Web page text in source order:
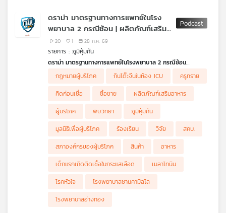
เครือ
ข้างเคียงจากการใช้ยารักษาเบาหวานชนิดที่ 2 เท่านั้น ไม่ใช่ผล
โดยตรงจากตัวยา แต่มีเรื่องที่คนอยากใช้ต้องรู้ให้มากกว่านี้คือผลจาก
การฉีดที่อาจทำให้ไม่ได้รู้สึกโสภาสถาพรจากยาชนิดนี้เลย และที่สำคัญ
ห้ามหาซื้อเอง แพทย์ต้องสั่งเท่านั้น ถ้าซื้อมาจากออนไลน์ทำไมการันตี
ได้เลยว่า "ปลอม 100%" รายการ โรงหมอ เล่าให้ฟังค่ะ
ดราม่า มาตรฐานทางการแพทย์ในโรง
พยาบาล 2 กรณีซ้อน | ผลิตภัณฑ์เสริม
อาหารที่มีเมลาโทนินซื้อมาใช้เองอันตราย
หรือไม่
20 1 28 ก.ค. 69
รายการ : ภูมิคุ้มกัน
ดราม่า มาตรฐานทางการแพทย์ในโรงพยาบาล 2 กรณีซ้อน
กรณีที่ครูทรายพาสามีมีอาการเจ็บร้าวตั้งแต่นิ้วจนถึงหน้าอก หัวใจ
เหงื่อแตกพลั๊ก สงสัยว่าจะเป็นโรคเกี่ยวกับหัวใจไปรักษาที่โรง
พยาบาลซานคามิลโลบ้านโป่ง เป็น รพ.ตามสิทธิประกันสังคม แต่หมอ
ไม่ส่งส่งตรวจคลื่นไฟฟ้าหัวใจ และไล่กลับบ้าน ต่อมาสามีเสียชีวิต
เพราะเส้นเลือดหัวใจตีบ 2 เส้น ได้เข้าชี้แจงข้อเท็จจริงต่อคณะ
อนุกรรมการแพทยสภา เรียกร้องความเป็นธรรมเชื่อหากสามีได้รับการ
รักษาที่เหมาะสมอาจไม่เสียชีวิต พร้อมหวังให้คดีนี้เป็นจุดเริ่มต้นในการ
ยกระดับมาตรฐานการรักษาพยาบาล ขณะที่โรงพยาบาลติดต่อขอไกล่
เกลี่ยผ่าน สบส. วันที่ 7 สิงหาคม 69
ฟังเสียง ครูทราย นางสาวเบญญาภรณ์ พานเพชร
โรงพยาบาลอ่างทอง ติดเชื้อในกระแสเลือดเสียชีวิต
กฎหมายผู้บริโภค กินโต๊ะจีนในห้อง ICU
ครูทราย
คิดก่อนเชื่อ
ซื้อขาย
ผลิตภัณฑ์เสริมอาหาร
ผู้บริโภค
พิษวิทยา
ภูมิคุ้มกัน
มูลนิธิเพื่อผู้บริโภค
ร้องเรียน วิจัย
สคบ.
สภาองค์กรของผู้บริโภค
สินค้า
อาหาร
เด็กแรกเกิดติดเชื้อในกระแสเลือด
เมลาโทนิน
โรคหัวใจ
โรงพยาบาลซานคามิลโล
โรงพยาบาลอ่างทอง